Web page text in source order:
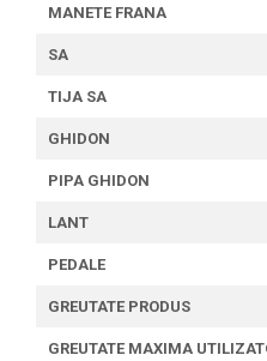
MANETE FRANA
SA
TIJA SA
GHIDON
PIPA GHIDON
LANT
PEDALE
GREUTATE PRODUS
GREUTATE MAXIMA